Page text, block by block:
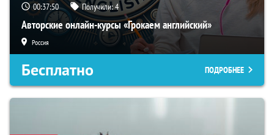
00:37:49 Получили:4
Авторские онлайн-курсы «Грокаем английский»
Россия
Бесплатно ПОДРОБНЕЕ